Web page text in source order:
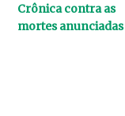
Crônica contra as
mortes anunciadas